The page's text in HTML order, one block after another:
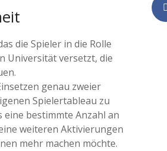
die Spieler in die Rolle
Universität versetzt, die
genau zweier
Spielertableau zu
bestimmte Anzahl an
weiteren Aktivierungen
mehr machen möchte.